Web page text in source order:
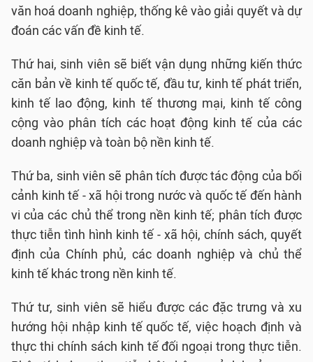
văn hoá doanh nghiệp, thống kê vào giải quyết và dự
đoán các vấn đề kinh tế.
Thứ hai, sinh viên sẽ biết vận dụng những kiến thức
căn bản về kinh tế quốc tế, đầu tư, kinh tế phát triển,
kinh tế lao động, kinh tế thương mại, kinh tế công
cộng vào phân tích các hoạt động kinh tế của các
doanh nghiệp và toàn bộ nền kinh tế.
Thứ ba, sinh viên sẽ phân tích được tác động của bối
cảnh kinh tế - xã hội trong nước và quốc tế đến hành
vi của các chủ thể trong nền kinh tế; phân tích được
thực tiễn tình hình kinh tế - xã hội, chính sách, quyết
định của Chính phủ, các doanh nghiệp và chủ thể
kinh tế khác trong nền kinh tế.
Thứ tư, sinh viên sẽ hiểu được các đặc trưng và xu
hướng hội nhập kinh tế quốc tế, việc hoạch định và
thực thi chính sách kinh tế đối ngoại trong thực tiễn.